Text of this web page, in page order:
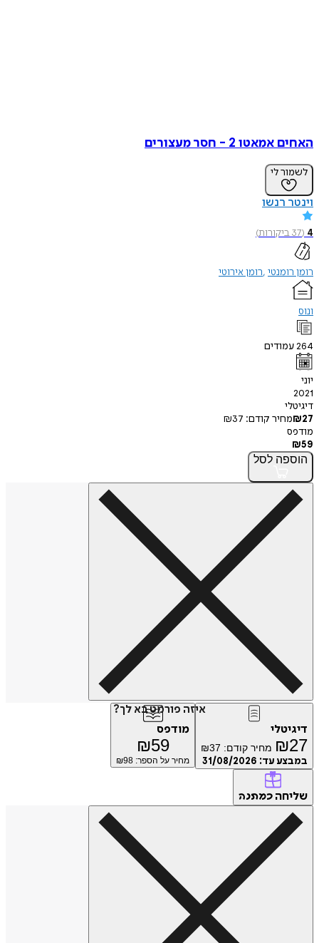
האחים אמאטו 2 - חסר מעצורים
לשמור לי
וינטר רנשו
4
(
37ביקורות)
רומן רומנטי רומן אירוטי
ונוס
264עמודים
יוני
2021
דיגיטלי
₪27 מחיר קודם: ₪37
מודפס
₪59
הוספה לסל
איזה פורמט בא לך?
דיגיטלי
₪27 מחיר קודם: ₪37
במבצע עד: 31/08/2026
מודפס
₪59
מחיר על הספר: ₪ 98
שליחה כמתנה